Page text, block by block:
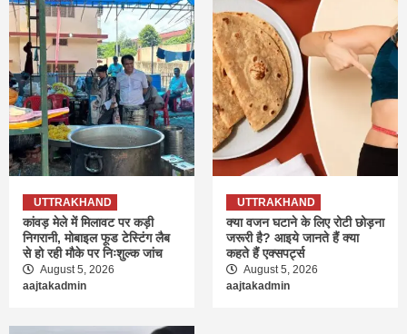
UTTRAKHAND
कांवड़ मेले में मिलावट पर कड़ी
निगरानी, मोबाइल फूड टेस्टिंग लैब
से हो रही मौके पर निःशुल्क जांच
August 5, 2026
aajtakadmin
UTTRAKHAND
क्या वजन घटाने के लिए रोटी छोड़ना
जरूरी है? आइये जानते हैं क्या
कहते हैं एक्सपर्ट्स
August 5, 2026
aajtakadmin